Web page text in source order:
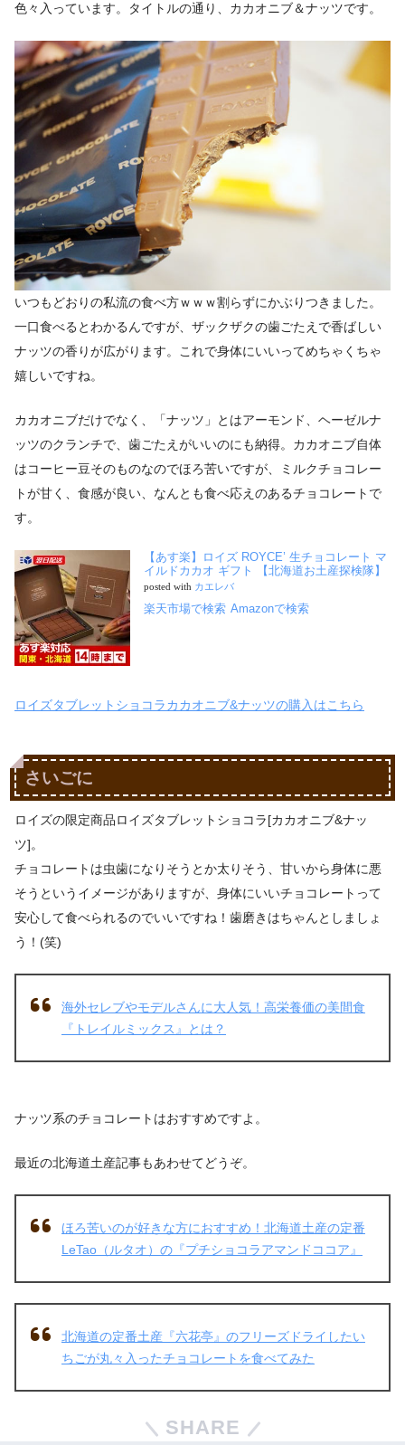
色々入っています。タイトルの通り、カカオニブ＆ナッツです。
いつもどおりの私流の食べ方ｗｗｗ割らずにかぶりつきました。
一口食べるとわかるんですが、ザックザクの歯ごたえで香ばしい
ナッツの香りが広がります。これで身体にいいってめちゃくちゃ
嬉しいですね。
カカオニブだけでなく、「ナッツ」とはアーモンド、ヘーゼルナ
ッツのクランチで、歯ごたえがいいのにも納得。カカオニブ自体
はコーヒー豆そのものなのでほろ苦いですが、ミルクチョコレー
トが甘く、食感が良い、なんとも食べ応えのあるチョコレートで
す。
【あす楽】ロイズ ROYCE’ 生チョコレート マ
イルドカカオ ギフト 【北海道お土産探検隊】
posted with カエレバ
楽天市場で検索 Amazonで検索
ロイズタブレットショコラカカオニブ&ナッツの購入はこちら
さいごに
ロイズの限定商品ロイズタブレットショコラ[カカオニブ&ナッ
ツ]。
チョコレートは虫歯になりそうとか太りそう、甘いから身体に悪
そうというイメージがありますが、身体にいいチョコレートって
安心して食べられるのでいいですね！歯磨きはちゃんとしましょ
う！(笑)
海外セレブやモデルさんに大人気！高栄養価の美間食
『トレイルミックス』とは？
ナッツ系のチョコレートはおすすめですよ。
最近の北海道土産記事もあわせてどうぞ。
ほろ苦いのが好きな方におすすめ！北海道土産の定番
LeTao（ルタオ）の『プチショコラアマンドココア』
北海道の定番土産『六花亭』のフリーズドライしたい
ちごが丸々入ったチョコレートを食べてみた
SHARE